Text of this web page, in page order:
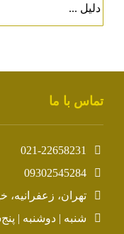
دلیل ...
تماس با ما
021-22658231
09302545284
تهران، زعفرانیه،
شنبه | دوشنبه | پنج‌شنبه از